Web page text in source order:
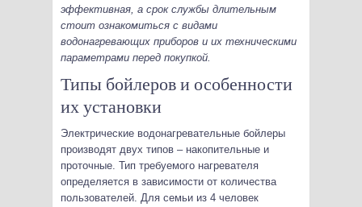
эффективная, а срок службы длительным
стоит ознакомиться с видами
водонагревающих приборов и их техническими
параметрами перед покупкой.
Типы бойлеров и особенности
их установки
Электрические водонагревательные бойлеры
производят двух типов – накопительные и
проточные. Тип требуемого нагревателя
определяется в зависимости от количества
пользователей. Для семьи из 4 человек